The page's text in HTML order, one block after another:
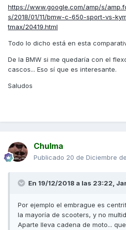
https://www.google.com/amp/s/
s/2018/01/11/bmw-c-650-sport-vs-
tmax/20419.html
Todo lo dicho está en esta
De la BMW si me quedaría con el
cascos... Eso sí que es interesante.
Saludos
Chulma
Publicado 20 de Diciembre
En 19/12/2018 a las 23:22,
Por ejemplo el embrague es
la mayoría de scooters, y no
Aparte lleva cadena de moto...